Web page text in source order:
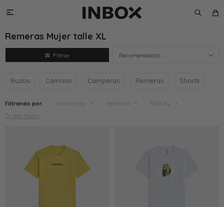

Remeras Mujer talle XL
Recomendados
Buzos Camisas Camperas Remeras Shorts
Filtrando por: Vestimenta Remeras Talle XL
Quitar filtros